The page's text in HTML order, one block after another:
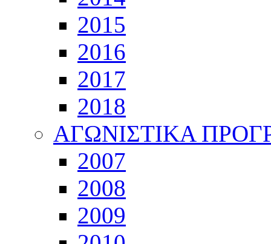
2015
2016
2017
2018
ΑΓΩΝΙΣΤΙΚΑ
2007
2008
2009